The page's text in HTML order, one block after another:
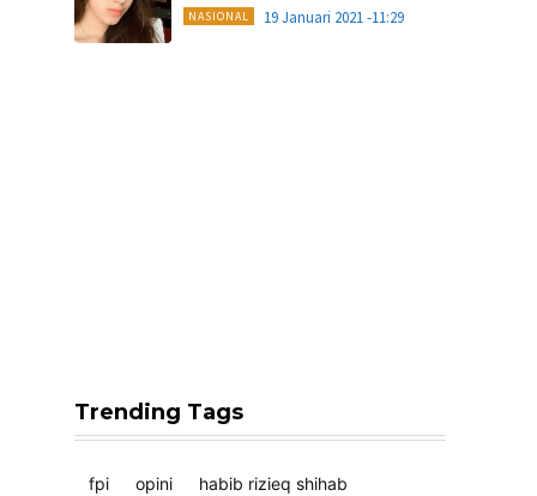
NASIONAL 19 Januari 2021 -11:29
Trending Tags
fpi opini
habib rizieq shihab